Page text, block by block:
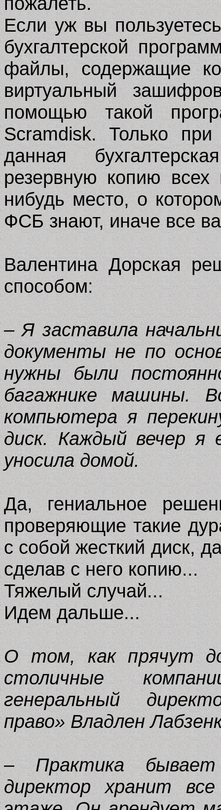
Если уж вы
бухгалтерской
файлы, содержащие
виртуальный
помощью такой
Scramdisk. Только
данная
резервную копию
нибудь место, о
ФСБ знают, иначе все
Валентина Дорская
способом:
– Я заставила
документы не по
нужны были
багажнике машины.
компьютера я
диск. Каждый вечер я
уносила домой.
Да, гениальное
проверяющие такие
с собой жесткий диск,
сделав с него копию...
Тяжелый случай...
Идем дальше...
О том, как прячут
столичные
генеральный
право» Владлен
– Практика
директор хранит